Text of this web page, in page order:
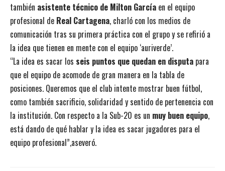
también asistente técnico de Milton García en el equipo
profesional de Real Cartagena, charló con los medios de
comunicación tras su primera práctica con el grupo y se refirió a
la idea que tienen en mente con el equipo ‘auriverde’.
“La idea es sacar los seis puntos que quedan en disputa para
que el equipo de acomode de gran manera en la tabla de
posiciones. Queremos que el club intente mostrar buen fútbol,
como también sacrificio, solidaridad y sentido de pertenencia con
la institución. Con respecto a la Sub-20 es un muy buen equipo,
está dando de qué hablar y la idea es sacar jugadores para el
equipo profesional”,aseveró.